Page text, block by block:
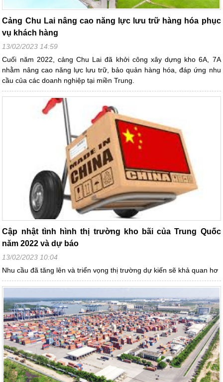
Cảng Chu Lai nâng cao năng lực lưu trữ hàng hóa phục
vụ khách hàng
13/02/2023 14:59
Cuối năm 2022, cảng Chu Lai đã khởi công xây dựng kho 6A, 7A
nhằm nâng cao năng lực lưu trữ, bảo quản hàng hóa, đáp ứng nhu
cầu của các doanh nghiệp tại miền Trung.
Cập nhật tình hình thị trường kho bãi của Trung Quốc
năm 2022 và dự báo
13/02/2023 10:04
Nhu cầu đã tăng lên và triển vọng thị trường dự kiến ​​sẽ khả quan hơ